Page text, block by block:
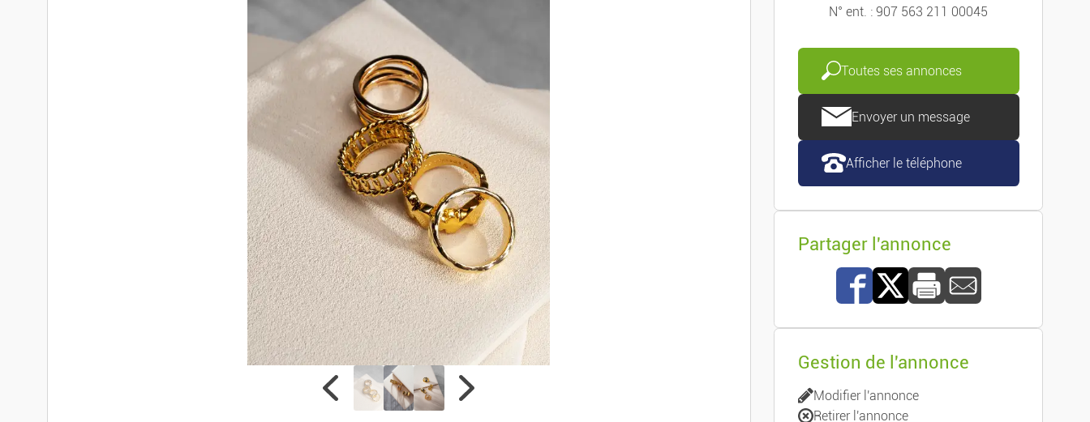
N° ent. : 907 563 211 00045
Toutes ses annonces
Envoyer un message
Afficher le téléphone
Partager l'annonce
Gestion de l'annonce
Modifier l'annonce
Retirer l'annonce